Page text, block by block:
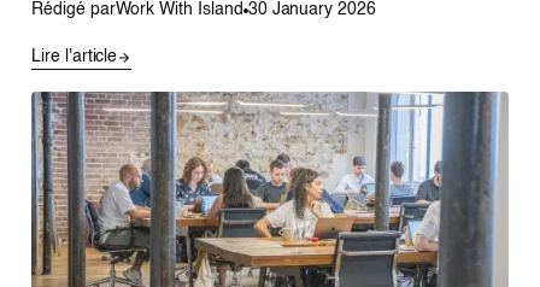
Rédigé parWork With Island 30 January 2026
Lire l'article